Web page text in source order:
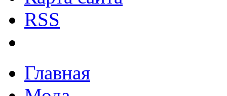
RSS
Главная